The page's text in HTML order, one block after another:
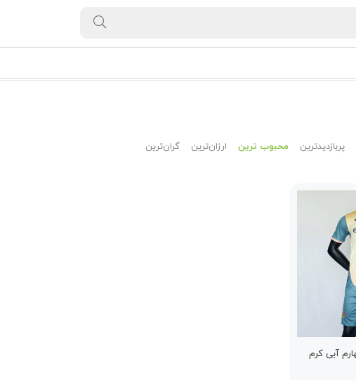
پربازدیدترین محبوب ترین ارزان‌ترین گران‌ترین
آبی کرم